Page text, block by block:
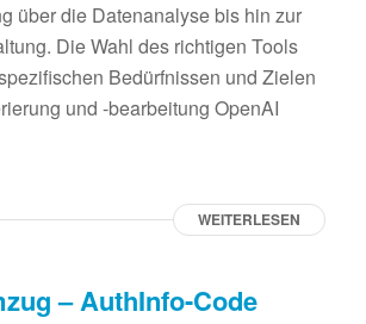
über die Datenanalyse bis hin zur
Die Wahl des richtigen Tools
Bedürfnissen und Zielen
und -bearbeitung OpenAI
WEITERLESEN
– AuthInfo-Code